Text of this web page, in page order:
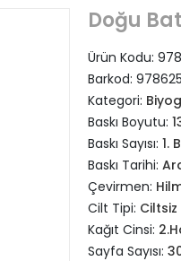
Doğu
Ürün Kodu:
Barkod:
Kategori:
Baskı Boyutu:
Baskı Sayısı: 1.
Baskı Tarihi:
Çevirmen:
Cilt Tipi: Ciltsiz
Kağıt Cinsi:
Sayfa Sayısı: